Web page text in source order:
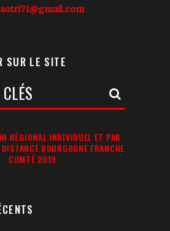
SUR LE SITE
RÉGIONAL INDIVIDUEL ET PAR
BOURGOGNE FRANCHE
COMTÉ 2019